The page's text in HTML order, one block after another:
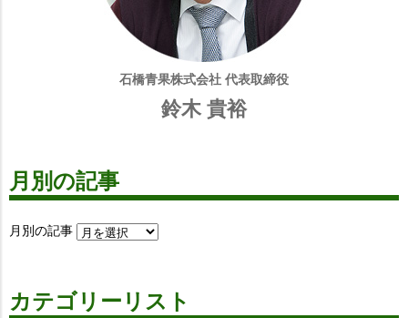
石橋青果株式会社 代表取締役
鈴木 貴裕
月別の記事
月別の記事
カテゴリーリスト